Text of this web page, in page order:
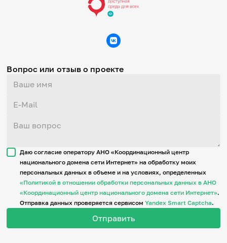
Вопрос или отзыв о проекте
Даю согласие оператору АНО «Координационный центр
национального домена сети Интернет» на обработку моих
персональных данных в объеме и на условиях, определенных
«Политикой в отношении обработки персональных данных в АНО
«Координационный центр национального домена сети Интернет».
Отправка данных проверяется сервисомYandex Smart Captcha.